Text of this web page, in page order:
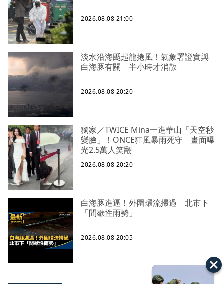
2026.08.08 21:00
淡水沿海颳起龍捲風！氣象署證實與
白海豚有關 半小時才消散
2026.08.08 20:20
獨家／TWICE Mina一進華山「天空秒
變臉」！ONCE狂風暴雨死守 畫面曝
光2.5萬人笑翻
2026.08.08 20:20
白海豚進逼！外圍環流掃過 北市下
「間歇性雨勢」
2026.08.08 20:05